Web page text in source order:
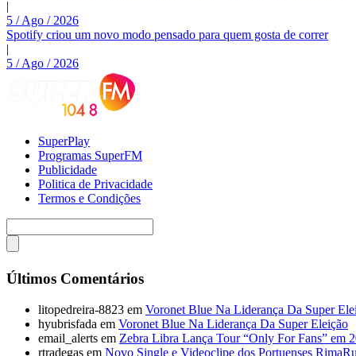
|
5 / Ago / 2026
Spotify criou um novo modo pensado para quem gosta de correr
|
5 / Ago / 2026
SuperPlay
Programas SuperFM
Publicidade
Politica de Privacidade
Termos e Condições
Últimos Comentários
litopedreira-8823 em Voronet Blue Na Liderança Da Super
hyubrisfada em Voronet Blue Na Liderança Da Super Eleição
email_alerts em Zebra Libra Lança Tour “Only For Fans” em
rtradegas em Novo Single e Videoclipe dos Portuenses